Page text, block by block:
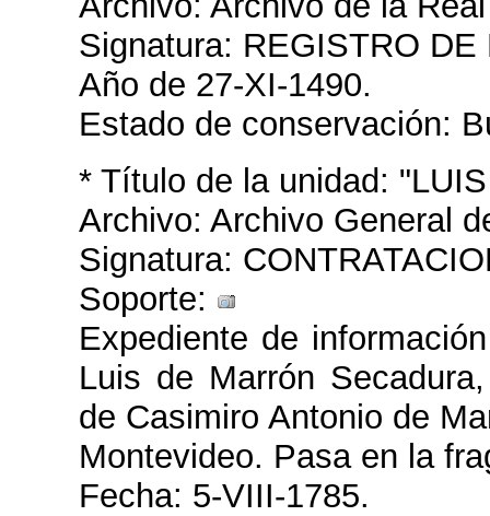
Signatura: REGISTRO
Año de 27-XI-1490.
Estado de conservación:
* Título de la unidad:
Archivo: Archivo General
Signatura:
Soporte:
Expediente de
Luis de Marrón
de Casimiro Antonio de
Montevideo. Pasa en la
Fecha: 5-VIII-1785.